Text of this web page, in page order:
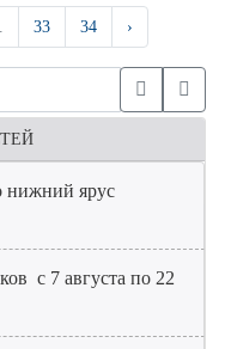
33 34 ›
нижний ярус
с 7 августа по 22